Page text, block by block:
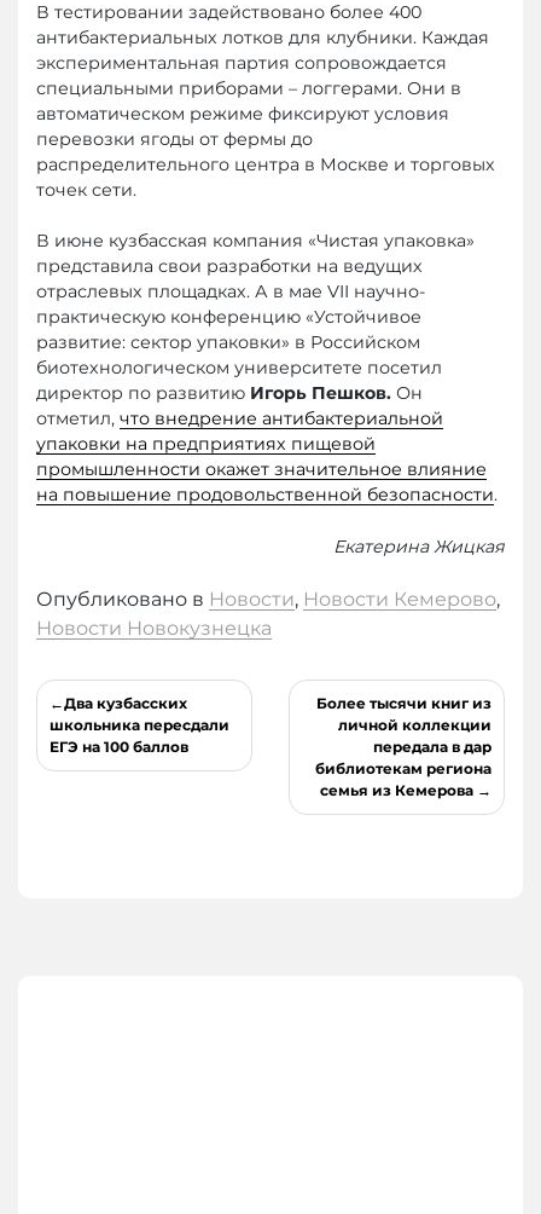
В тестировании задействовано более 400
антибактериальных лотков для клубники. Каждая
экспериментальная партия сопровождается
специальными приборами – логгерами. Они в
автоматическом режиме фиксируют условия
перевозки ягоды от фермы до
распределительного центра в Москве и торговых
точек сети.
В июне кузбасская компания «Чистая упаковка»
представила свои разработки на ведущих
отраслевых площадках. А в мае VII научно-
практическую конференцию «Устойчивое
развитие: сектор упаковки» в Российском
биотехнологическом университете посетил
директор по развитию Игорь Пешков. Он
отметил, что внедрение антибактериальной
упаковки на предприятиях пищевой
промышленности окажет значительное влияние
на повышение продовольственной безопасности.
Екатерина Жицкая
Опубликовано в Новости, Новости Кемерово,
Новости Новокузнецка
Навигация
по
записям
Два кузбасских
школьника пересдали
ЕГЭ на 100 баллов
Более тысячи книг из
личной коллекции
передала в дар
библиотекам региона
семья из Кемерова